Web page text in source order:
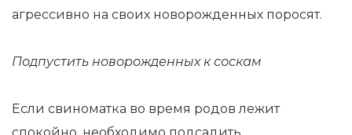
агрессивно на своих новорожденных поросят.
Подпустить новорожденных к соскам
Если свиноматка во время родов лежит